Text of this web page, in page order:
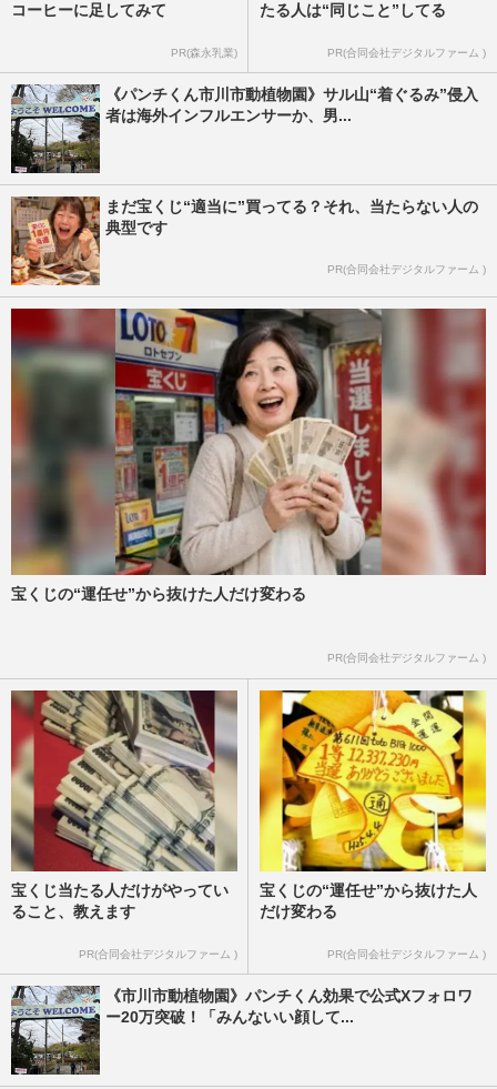
コーヒーに足してみて
PR(森永乳業)
たる人は“同じこと”してる
PR(合同会社デジタルファーム )
《パンチくん市川市動植物園》サル山“着ぐるみ”侵入
者は海外インフルエンサーか、男...
まだ宝くじ“適当に”買ってる？それ、当たらない人の
典型です
PR(合同会社デジタルファーム )
宝くじの“運任せ”から抜けた人だけ変わる
PR(合同会社デジタルファーム )
宝くじ当たる人だけがやってい
ること、教えます
PR(合同会社デジタルファーム )
宝くじの“運任せ”から抜けた人
だけ変わる
PR(合同会社デジタルファーム )
《市川市動植物園》パンチくん効果で公式Xフォロワ
ー20万突破！「みんないい顔して...